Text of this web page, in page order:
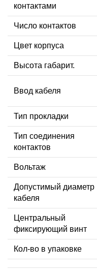
контактами
Число контактов
Цвет корпуса
Высота габарит.
Ввод кабеля
Тип прокладки
Тип соединения
контактов
Вольтаж
Допустимый диаметр
кабеля
Центральный
фиксирующий винт
Кол-во в упаковке